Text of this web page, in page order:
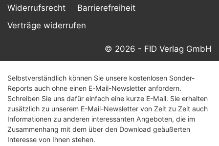
Widerrufsrecht
Barrierefreiheit
Verträge widerrufen
© 2026 - FID Verlag GmbH
Selbstverständlich können Sie unsere kostenlosen Sonder-
Reports auch ohne einen E-Mail-Newsletter anfordern.
Schreiben Sie uns dafür einfach eine kurze E-Mail. Sie erhalten
zusätzlich zu unserem E-Mail-Newsletter von Zeit zu Zeit auch
Informationen zu anderen interessanten Angeboten, die im
Zusammenhang mit dem über den Download geäußerten
Interesse von Ihnen stehen.